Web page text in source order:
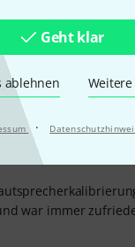
Geht klar
ablehnen Weitere
·
– wie
Jedi_Al 06.02.2025
war immer